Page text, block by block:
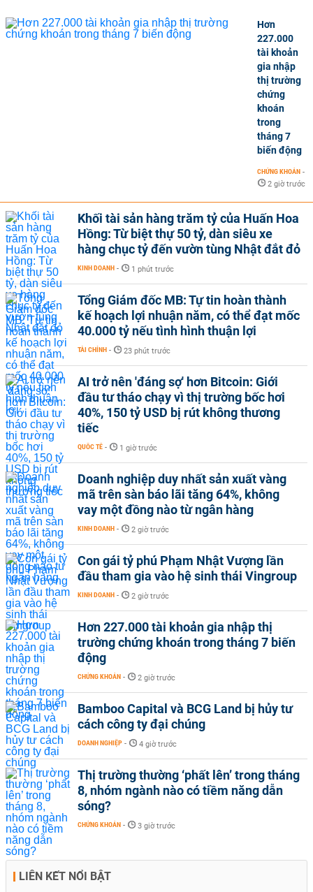
Hơn
227.000
tài khoản
gia nhập
thị trường
chứng
khoán
trong
tháng 7
biến động
CHỨNG KHOÁN -
2 giờ trước
Khối tài sản hàng trăm tỷ của Huấn Hoa
Hồng: Từ biệt thự 50 tỷ, dàn siêu xe
hàng chục tỷ đến vườn tùng Nhật đắt đỏ
KINH DOANH - 1 phút trước
Tổng Giám đốc MB: Tự tin hoàn thành
kế hoạch lợi nhuận năm, có thể đạt mốc
40.000 tỷ nếu tình hình thuận lợi
TÀI CHÍNH - 23 phút trước
AI trở nên 'đáng sợ' hơn Bitcoin: Giới
đầu tư tháo chạy vì thị trường bốc hơi
40%, 150 tỷ USD bị rút không thương
tiếc
QUỐC TẾ - 1 giờ trước
Doanh nghiệp duy nhất sản xuất vàng
mã trên sàn báo lãi tăng 64%, không
vay một đồng nào từ ngân hàng
KINH DOANH - 2 giờ trước
Con gái tỷ phú Phạm Nhật Vượng lần
đầu tham gia vào hệ sinh thái Vingroup
KINH DOANH - 2 giờ trước
Hơn 227.000 tài khoản gia nhập thị
trường chứng khoán trong tháng 7 biến
động
CHỨNG KHOÁN - 2 giờ trước
Bamboo Capital và BCG Land bị hủy tư
cách công ty đại chúng
DOANH NGHIỆP - 4 giờ trước
Thị trường thường ‘phất lên’ trong tháng
8, nhóm ngành nào có tiềm năng dẫn
sóng?
CHỨNG KHOÁN - 3 giờ trước
LIÊN KẾT NỔI BẬT